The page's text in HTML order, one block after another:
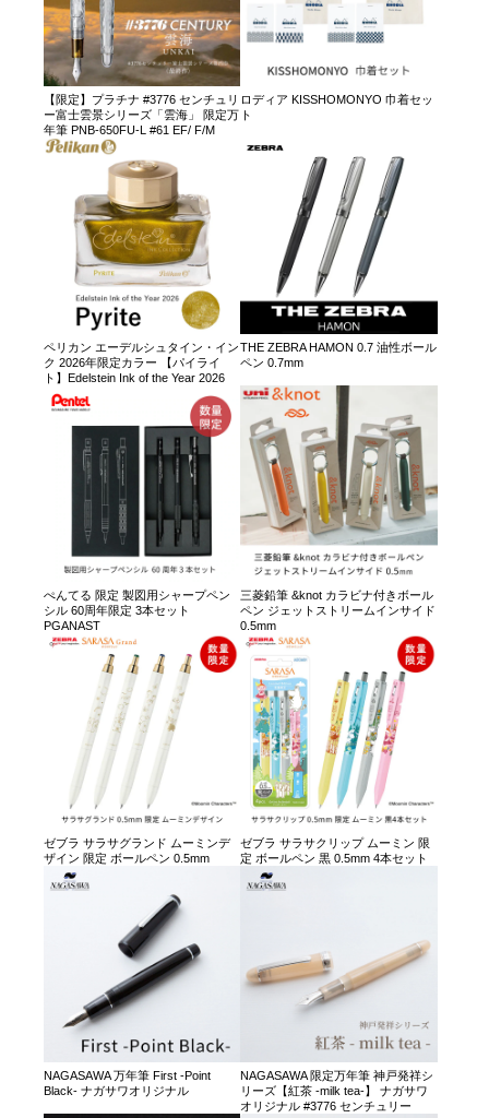
【限定】プラチナ #3776 センチュリ
ー富士雲景シリーズ「雲海」 限定万
年筆 PNB-650FU-L #61 EF/ F/M
ロディア KISSHOMONYO 巾着セッ
ト
ペリカン エーデルシュタイン・イン
ク 2026年限定カラー 【パイライ
ト】Edelstein Ink of the Year 2026
THE ZEBRA HAMON 0.7 油性ボール
ペン 0.7mm
ぺんてる 限定 製図用シャープペン
シル 60周年限定 3本セット
PGANAST
三菱鉛筆 &knot カラビナ付きボール
ペン ジェットストリームインサイド
0.5mm
ゼブラ サラサグランド ムーミンデ
ザイン 限定 ボールペン 0.5mm
ゼブラ サラサクリップ ムーミン 限
定 ボールペン 黒 0.5mm 4本セット
NAGASAWA 万年筆 First -Point
Black- ナガサワオリジナル
NAGASAWA 限定万年筆 神戸発祥シ
リーズ【紅茶 -milk tea-】 ナガサワ
オリジナル #3776 センチュリー